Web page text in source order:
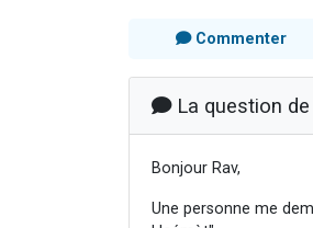
Commenter
La question de
Bonjour Rav,
Une personne me